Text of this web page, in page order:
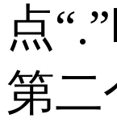
点
第二